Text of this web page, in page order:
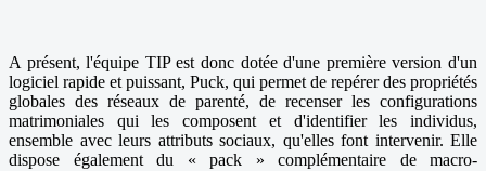
A présent, l'équipe TIP est donc dotée d'une première version d'un
logiciel rapide et puissant, Puck, qui permet de repérer des propriétés
globales des réseaux de parenté, de recenser les configurations
matrimoniales qui les composent et d'identifier les individus,
ensemble avec leurs attributs sociaux, qu'elles font intervenir. Elle
dispose également du « pack » complémentaire de macro-